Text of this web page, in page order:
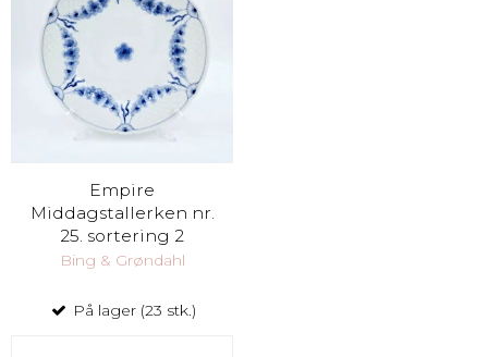
Empire
Middagstallerken nr.
25. sortering 2
Bing & Grøndahl
På lager (23 stk.)